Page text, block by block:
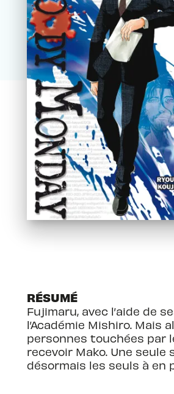
RÉSUMÉ
Fujimaru, avec l’aide de
l’Académie Mishiro. Mais
personnes touchées par
recevoir Mako. Une
désormais les seuls à en